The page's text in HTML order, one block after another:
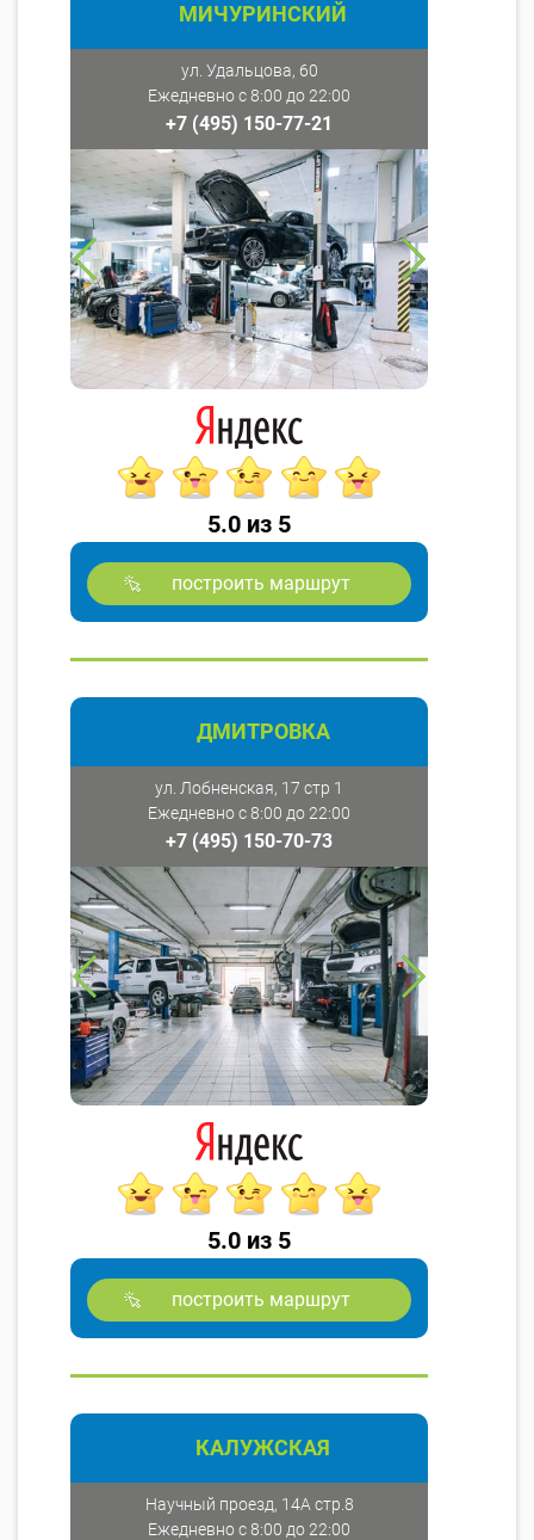
МИЧУРИНСКИЙ
ул. Удальцова, 60
Ежедневно с 8:00 до 22:00
+7 (495) 150-77-21
5.0 из 5
построить маршрут
ДМИТРОВКА
ул. Лобненская, 17 стр 1
Ежедневно с 8:00 до 22:00
+7 (495) 150-70-73
5.0 из 5
построить маршрут
КАЛУЖСКАЯ
Научный проезд, 14А стр.8
Ежедневно с 8:00 до 22:00